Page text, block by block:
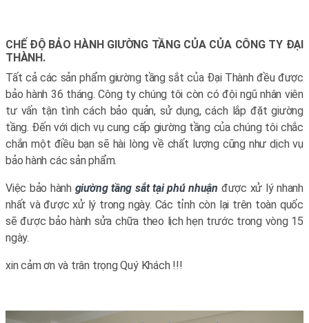
CHẾ ĐỘ BẢO HÀNH GIƯỜNG TẦNG CỦA CỦA CÔNG TY ĐẠI
THÀNH.
Tất cả các sản phẩm giường tầng sắt của Đại Thành đều được
bảo hành 36 tháng. Công ty chúng tôi còn có đội ngũ nhân viên
tư vấn tận tình cách bảo quản, sử dụng, cách lắp đặt giường
tầng. Đến với dịch vụ cung cấp giường tầng của chúng tôi chắc
chắn một điều bạn sẽ hài lòng về chất lượng cũng như dịch vụ
bảo hành các sản phẩm.
Việc bảo hành giường tầng sắt tại phú nhuận được xử lý nhanh
nhất và được xử lý trong ngày. Các tỉnh còn lại trên toàn quốc
sẽ được bảo hành sửa chữa theo lịch hẹn trước trong vòng 15
ngày.
xin cảm ơn và trân trọng Quý Khách !!!